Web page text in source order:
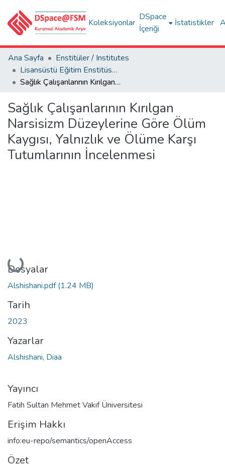
Koleksiyonlar
DSpace
İçeriği
İstatistikler
Ana Sayfa
Enstitüler / Institutes
Lisansüstü Eğitim Enstitüsü Tez Koleksiyonu
Sağlık Çalışanlarının Kırılgan Narsisizm Düzeylerine Göre Ölüm Kaygısı, Yalnızlık ve Ölüme Karşı Tutumlarının İncelenmesi
Sağlık Çalışanlarının Kırılgan
Narsisizm Düzeylerine Göre Ölüm
Kaygısı, Yalnızlık ve Ölüme Karşı
Tutumlarının İncelenmesi
Yükleniyor...
Dosyalar
Alshishani.pdf(1.24 MB)
Tarih
2023
Yazarlar
Alshishani, Diaa
Yayıncı
Fatih Sultan Mehmet Vakıf Üniversitesi
Erişim Hakkı
info:eu-repo/semantics/openAccess
Özet